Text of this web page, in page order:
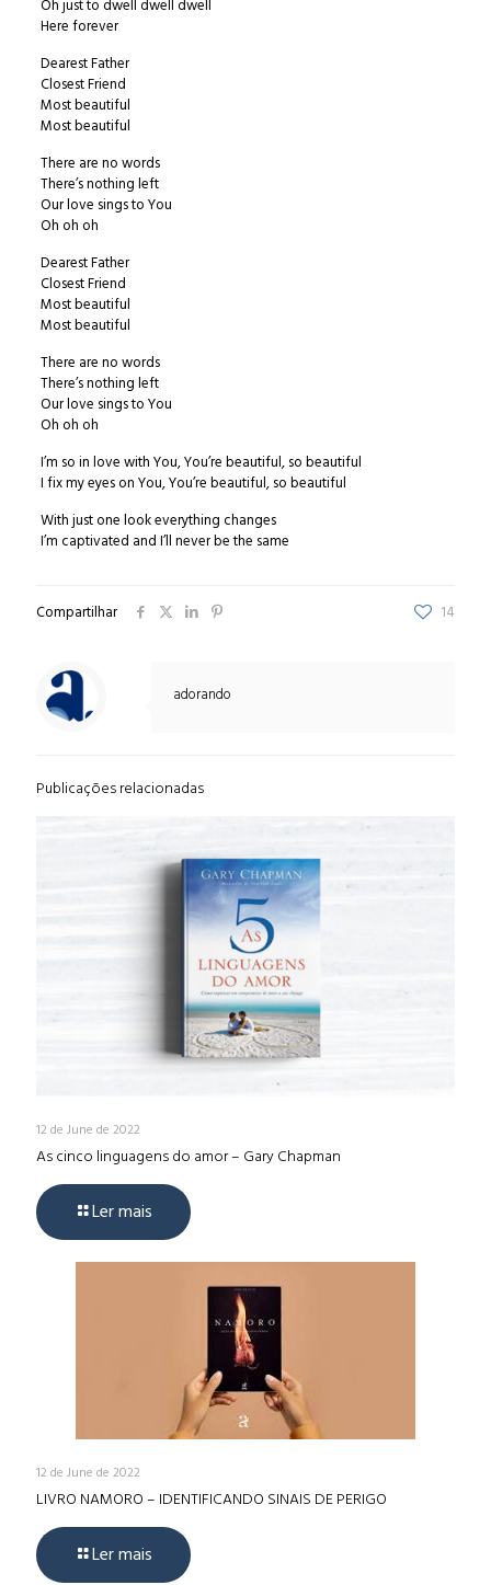
Oh just to dwell dwell dwell
Here forever
Dearest Father
Closest Friend
Most beautiful
Most beautiful
There are no words
There’s nothing left
Our love sings to You
Oh oh oh
Dearest Father
Closest Friend
Most beautiful
Most beautiful
There are no words
There’s nothing left
Our love sings to You
Oh oh oh
I’m so in love with You, You’re beautiful, so beautiful
I fix my eyes on You, You’re beautiful, so beautiful
With just one look everything changes
I’m captivated and I’ll never be the same
Compartilhar 14
adorando
Publicações relacionadas
12 de June de 2022
As cinco linguagens do amor – Gary Chapman
Ler mais
12 de June de 2022
LIVRO NAMORO – IDENTIFICANDO SINAIS DE PERIGO
Ler mais